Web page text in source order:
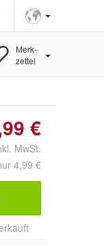
Merk-
zettel
€
MwSt.
4,99 €